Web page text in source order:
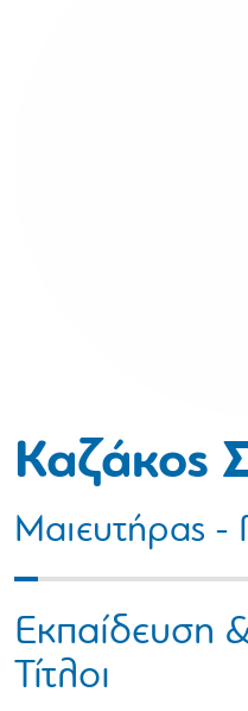
Καζάκος
Μαιευτήρας -
Εκπαίδευση
Τίτλοι